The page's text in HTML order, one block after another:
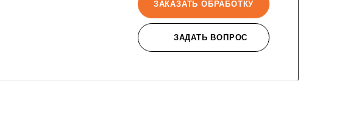
ЗАКАЗАТЬ ОБРАБОТКУ
ЗАДАТЬ ВОПРОС